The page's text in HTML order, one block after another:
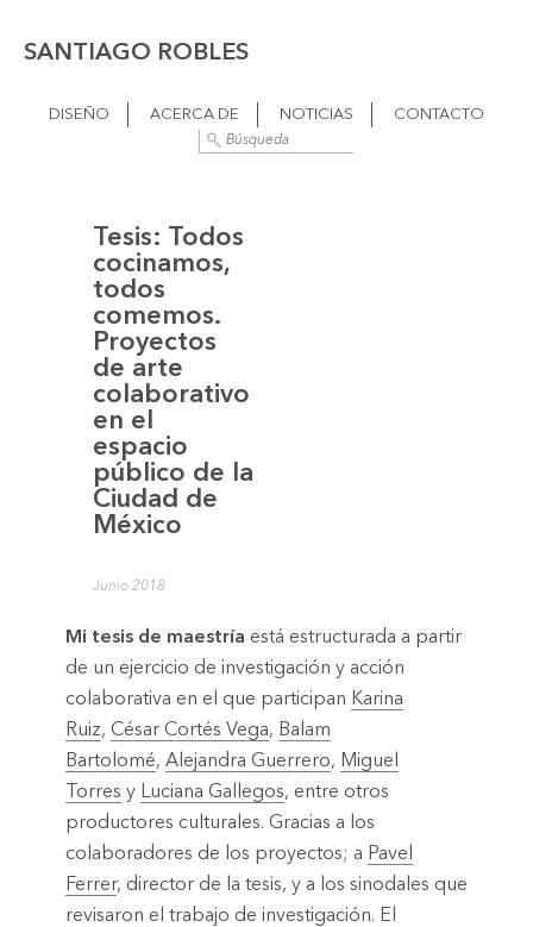
SANTIAGO ROBLES
DISEÑO ACERCA DE NOTICIAS CONTACTO
Tesis: Todos
cocinamos,
todos
comemos.
Proyectos
de arte
colaborativo
en el
espacio
público de la
Ciudad de
México
Junio 2018
Mi tesis de maestría está estructurada a partir
de un ejercicio de investigación y acción
colaborativa en el que participan Karina
Ruiz, César Cortés Vega, Balam
Bartolomé, Alejandra Guerrero, Miguel
Torres y Luciana Gallegos, entre otros
productores culturales. Gracias a los
colaboradores de los proyectos; a Pavel
Ferrer, director de la tesis, y a los sinodales que
revisaron el trabajo de investigación. El